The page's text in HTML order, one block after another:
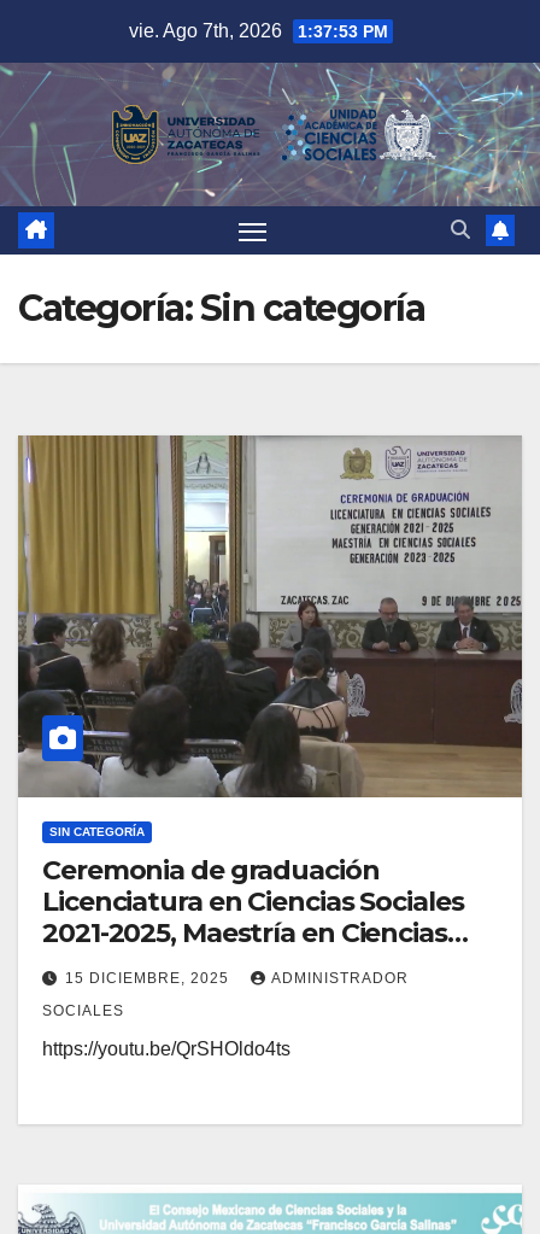
contenido
vie. Ago 7th, 2026 1:37:54 PM
Categoría:Sin categoría
SIN CATEGORÍA
Ceremonia de graduación
Licenciatura en Ciencias Sociales
2021-2025, Maestría en Ciencias
Sociales 2023-2025
15 DICIEMBRE, 2025
ADMINISTRADOR
SOCIALES
https://youtu.be/QrSHOldo4ts